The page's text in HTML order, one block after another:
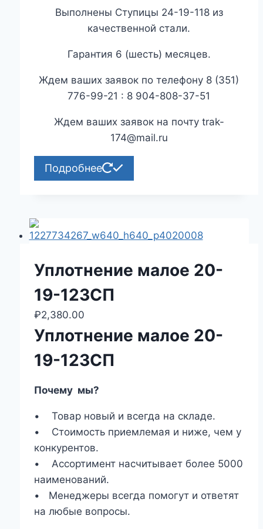
Выполнены Ступицы 24-19-118 из
качественной стали.
Гарантия 6 (шесть) месяцев.
Ждем ваших заявок по телефону 8 (351)
776-99-21 : 8 904-808-37-51
Ждем ваших заявок на почту trak-
174@mail.ru
Подробнее
Уплотнение малое 20-
19-123СП
₽2,380.00
Уплотнение малое 20-
19-123СП
Почему мы?
• Товар новый и всегда на складе.
• Стоимость приемлемая и ниже, чем у
конкурентов.
• Ассортимент насчитывает более 5000
наименований.
• Менеджеры всегда помогут и ответят
на любые вопросы.